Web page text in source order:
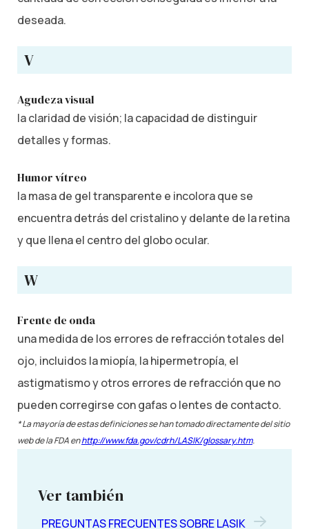
deseada.
V
Agudeza visual
la claridad de visión; la capacidad de distinguir
detalles y formas.
Humor vítreo
la masa de gel transparente e incolora que se
encuentra detrás del cristalino y delante de la retina
y que llena el centro del globo ocular.
W
Frente de onda
una medida de los errores de refracción totales del
ojo, incluidos la miopía, la hipermetropía, el
astigmatismo y otros errores de refracción que no
pueden corregirse con gafas o lentes de contacto.
* La mayoría de estas definiciones se han tomado directamente del sitio
web de la FDA enhttp://www.fda.gov/cdrh/LASIK/glossary.htm.
Ver también
PREGUNTAS FRECUENTES SOBRE LASIK